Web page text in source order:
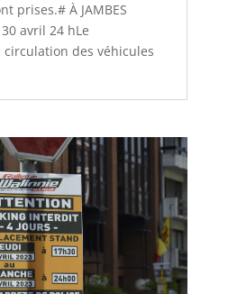
prises.# À JAMBES
avril 24 hLe
des véhicules